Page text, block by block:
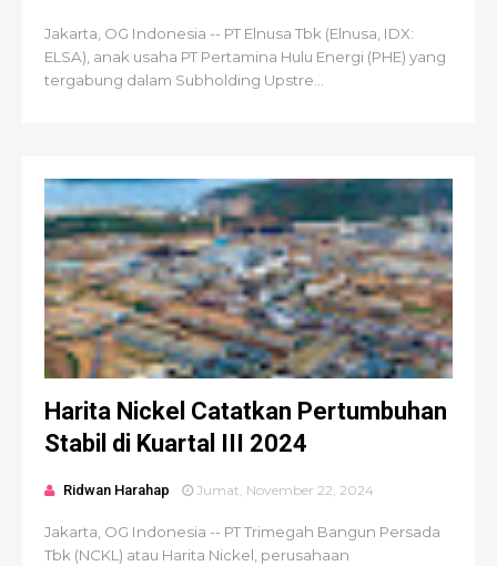
Jakarta, OG Indonesia -- PT Elnusa Tbk (Elnusa, IDX:
ELSA), anak usaha PT Pertamina Hulu Energi (PHE) yang
tergabung dalam Subholding Upstre...
Harita Nickel Catatkan Pertumbuhan
Stabil di Kuartal III 2024
Ridwan Harahap Jumat, November 22, 2024
Jakarta, OG Indonesia -- PT Trimegah Bangun Persada
Tbk (NCKL) atau Harita Nickel, perusahaan